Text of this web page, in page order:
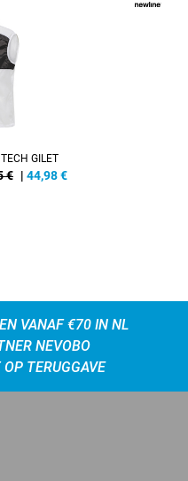
GILET
€ | 44,98€
VANAF €70 IN NL
NEVOBO
TERUGGAVE